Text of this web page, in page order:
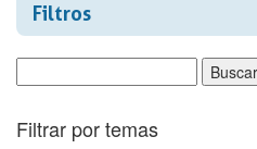
Filtros
Filtrar por temas